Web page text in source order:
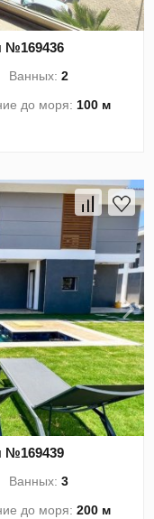
№169436
Ванных:2
до моря:100 м
№169439
Ванных:3
до моря:200 м